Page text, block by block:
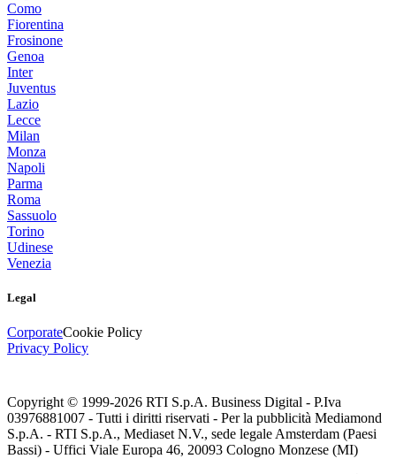
Como
Fiorentina
Frosinone
Genoa
Inter
Juventus
Lazio
Lecce
Milan
Monza
Napoli
Parma
Roma
Sassuolo
Torino
Udinese
Venezia
Legal
CorporateCookie Policy
Privacy Policy
Copyright © 1999-2026 RTI S.p.A. Business Digital - P.Iva
03976881007 - Tutti i diritti riservati - Per la pubblicità Mediamond
S.p.A. - RTI S.p.A., Mediaset N.V., sede legale Amsterdam (Paesi
Bassi) - Uffici Viale Europa 46, 20093 Cologno Monzese (MI)